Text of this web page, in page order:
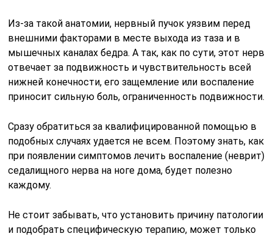
Из-за такой анатомии, нервный пучок уязвим перед
внешними факторами в месте выхода из таза и в
мышечных каналах бедра. А так, как по сути, этот нерв
отвечает за подвижность и чувствительность всей
нижней конечности, его защемление или воспаление
приносит сильную боль, ограниченность подвижности.
Сразу обратиться за квалифицированной помощью в
подобных случаях удается не всем. Поэтому знать, как
при появлении симптомов лечить воспаление (неврит)
седалищного нерва на ноге дома, будет полезно
каждому.
Не стоит забывать, что установить причину патологии
и подобрать специфическую терапию, может только